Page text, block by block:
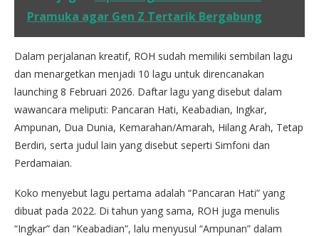
Pramuka agar Gen Z Tertarik Bergabung
Dalam perjalanan kreatif, ROH sudah memiliki sembilan lagu
dan menargetkan menjadi 10 lagu untuk direncanakan
launching 8 Februari 2026. Daftar lagu yang disebut dalam
wawancara meliputi: Pancaran Hati, Keabadian, Ingkar,
Ampunan, Dua Dunia, Kemarahan/Amarah, Hilang Arah, Tetap
Berdiri, serta judul lain yang disebut seperti Simfoni dan
Perdamaian.
Koko menyebut lagu pertama adalah “Pancaran Hati” yang
dibuat pada 2022. Di tahun yang sama, ROH juga menulis
“Ingkar” dan “Keabadian”, lalu menyusul “Ampunan” dalam